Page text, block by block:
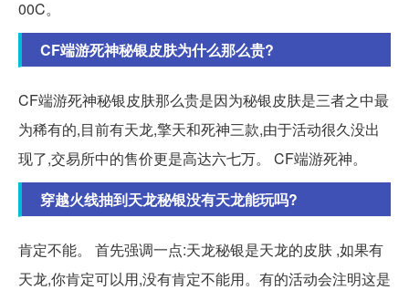
00C。
CF端游死神秘银皮肤为什么那么贵?
CF端游死神秘银皮肤那么贵是因为秘银皮肤是三者之中最
为稀有的,目前有天龙,擎天和死神三款,由于活动很久没出
现了,交易所中的售价更是高达六七万。 CF端游死神。
穿越火线抽到天龙秘银没有天龙能玩吗?
肯定不能。 首先强调一点:天龙秘银是天龙的皮肤 ,如果有
天龙,你肯定可以用,没有肯定不能用。有的活动会注明这是